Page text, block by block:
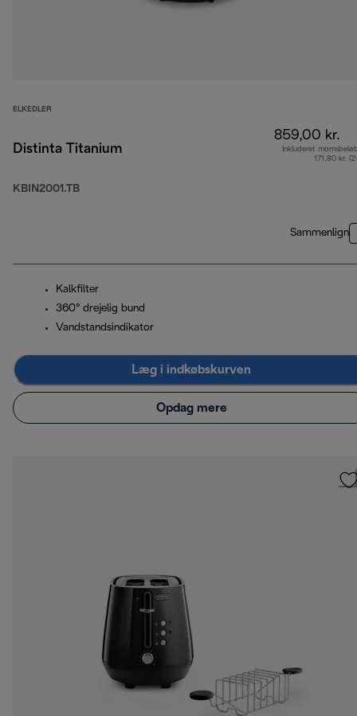
ELKEDLER
Distinta Titanium
KBIN2001.TB
859,00 kr.
Inkluderet
171,80 kr.
Sammenlign
Kalkfilter
360° drejelig bund
Vandstandsindikator
Læg i indkøbskurven
Opdag mere